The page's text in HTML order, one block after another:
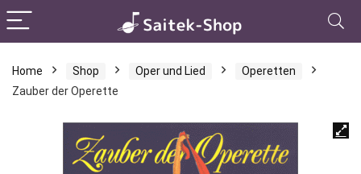
Home Shop Oper und Lied
Operetten
Zauber der Operette